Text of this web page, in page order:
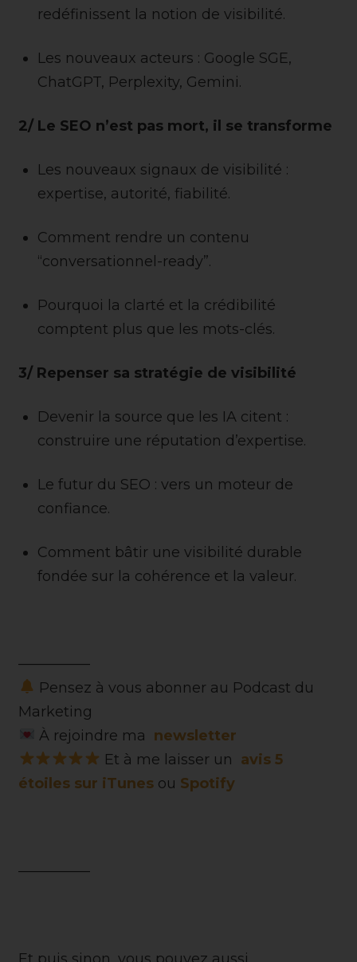
redéfinissent la notion de visibilité.
Les nouveaux acteurs : Google SGE,
ChatGPT, Perplexity, Gemini.
2/ Le SEO n’est pas mort, il se transforme
Les nouveaux signaux de visibilité :
expertise, autorité, fiabilité.
Comment rendre un contenu
“conversationnel-ready”.
Pourquoi la clarté et la crédibilité
comptent plus que les mots-clés.
3/ Repenser sa stratégie de visibilité
Devenir la source que les IA citent :
construire une réputation d’expertise.
Le futur du SEO : vers un moteur de
confiance.
Comment bâtir une visibilité durable
fondée sur la cohérence et la valeur.
—————
Pensez à vous abonner au Podcast du
Marketing
À rejoindre ma newsletter
Et à me laisser un avis 5
étoiles sur iTunes ou Spotify
—————